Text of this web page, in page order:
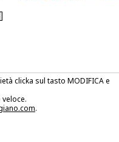
clicka sul tasto MODIFICA e
veloce.
.